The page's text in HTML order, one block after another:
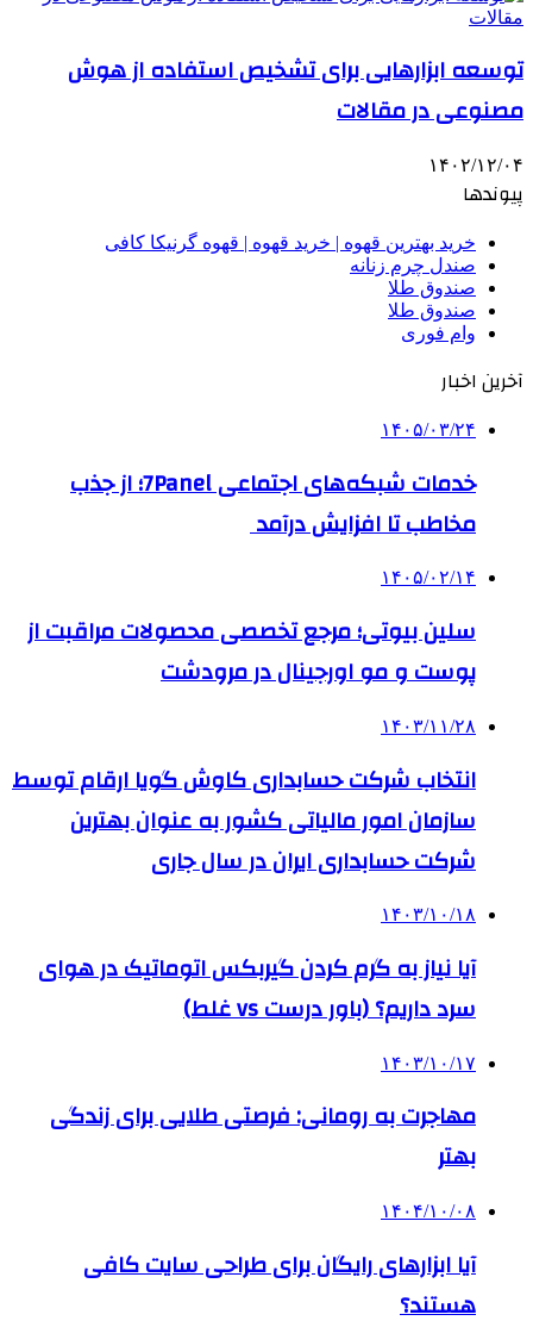
توسعه ابزارهایی برای تشخیص استفاده از هوش
مصنوعی در مقالات
۱۴۰۲/۱۲/۰۴
پیوندها
خرید بهترین قهوه | خرید قهوه | قهوه گرنیکا کافی
صندل چرم زنانه
صندوق طلا
صندوق طلا
وام فوری
آخرین اخبار
۱۴۰۵/۰۳/۲۴
خدمات شبکه‌های اجتماعی 7Panel؛ از جذب
مخاطب تا افزایش درآمد
۱۴۰۵/۰۲/۱۴
سلین بیوتی؛ مرجع تخصصی محصولات مراقبت از
پوست و مو اورجینال در مرودشت
۱۴۰۳/۱۱/۲۸
انتخاب شرکت حسابداری کاوش گویا ارقام توسط
سازمان امور مالیاتی کشور به عنوان بهترین
شرکت حسابداری ایران در سال جاری
۱۴۰۳/۱۰/۱۸
آیا نیاز به گرم کردن گیربکس اتوماتیک در هوای
سرد داریم؟ (باور درست vs غلط)
۱۴۰۳/۱۰/۱۷
مهاجرت به رومانی: فرصتی طلایی برای زندگی
بهتر
۱۴۰۴/۱۰/۰۸
آیا ابزارهای رایگان برای طراحی سایت کافی
هستند؟